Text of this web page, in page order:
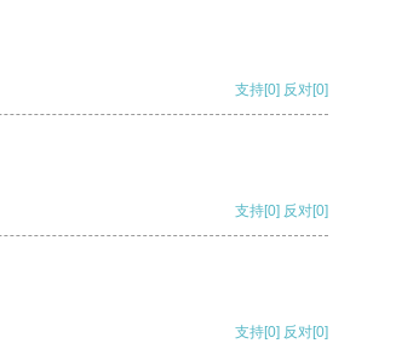
支持[0] 反对[0]
支持[0] 反对[0]
支持[0] 反对[0]